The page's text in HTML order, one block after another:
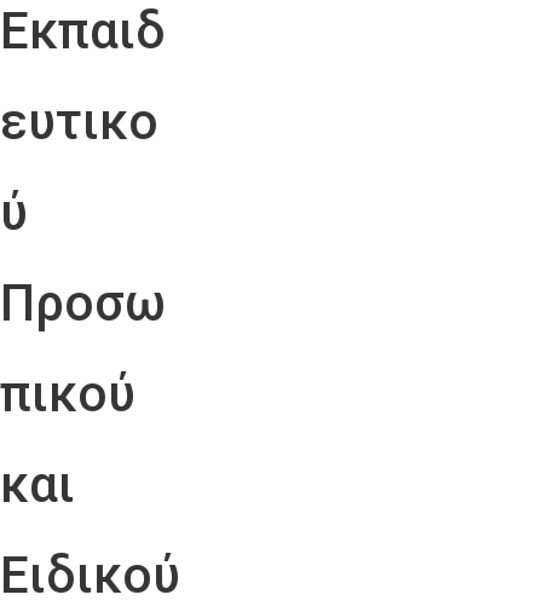
Εκπαιδ
ευτικο
ύ
Προσω
πικού
και
Ειδικού